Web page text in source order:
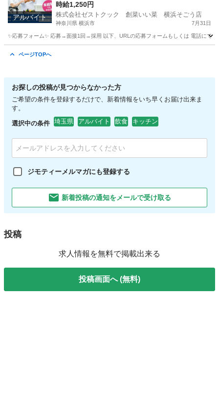
アルバイト
内ok
時給1,250円
株式会社ゼストクック 創菜いい菜 横浜そごう店
神奈川県 横浜市 7月31日
✨応募フォーム✨ 応募→面接1回→採用 以下、URLの応募フォームもしくは 電話にて
ページTOPへ
お探しの投稿が見つからなかった方
ご希望の条件を登録するだけで、新着情報をいち早くお届け出来ま
す。
選択中の条件 埼玉県 アルバイト 飲食 キッチン
ジモティーメルマガにも登録する
新着投稿の通知をメールで受け取る
投稿
求人情報を無料で掲載出来る
投稿画面へ (無料)